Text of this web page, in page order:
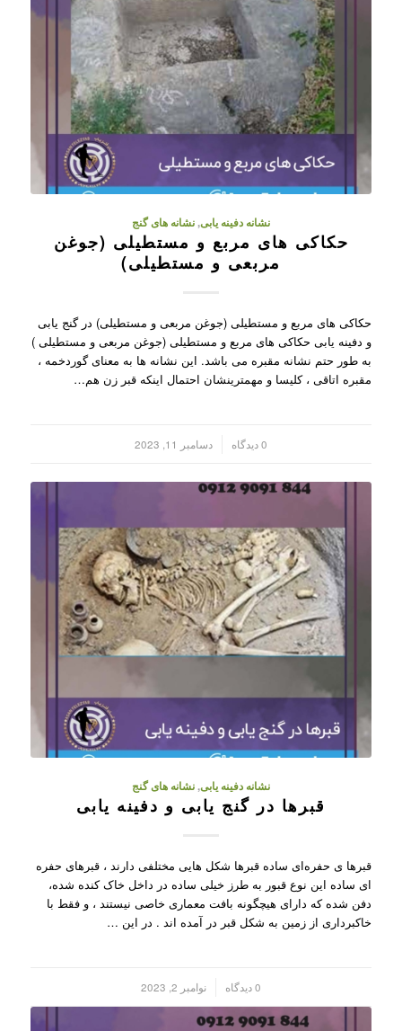
نشانه دفینه یابی,نشانه های گنج
حکاکی های مربع و مستطیلی (جوغن
مربعی و مستطیلی)
حکاکی های مربع و مستطیلی (جوغن مربعی و مستطیلی) در گنج یابی
و دفینه یابی حکاکی های مربع و مستطیلی (جوغن مربعی و مستطیلی )
به طور حتم نشانه مقبره می باشد. این نشانه ها به معنای گوردخمه ،
مقبره اتاقی ، کلیسا و مهمترینشان احتمال اینکه قبر زن هم…
0 دیدگاه دسامبر 11, 2023
نشانه دفینه یابی,نشانه های گنج
قبرها در گنج یابی و دفینه یابی
قبرها ی حفره‌ای ساده قبرها شکل هایی مختلفی دارند ، قبرهای حفره
ای ساده این نوع قبور به طرز خیلی ساده در داخل خاک کنده شده،
دفن شده که دارای هیچگونه بافت معماری خاصی نیستند ، و فقط با
خاکبرداری از زمین به شکل قبر در آمده اند . در این …
0 دیدگاه نوامبر 2, 2023